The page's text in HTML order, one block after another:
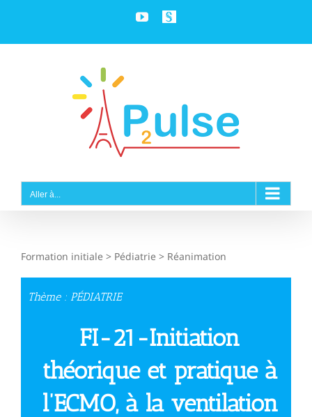
YouTube
Personnaliser
Aller à...
Formation initiale > Pédiatrie > Réanimation
Thème : PÉDIATRIE
FI-21-Initiation
théorique et pratique à
l’ECMO, à la ventilation